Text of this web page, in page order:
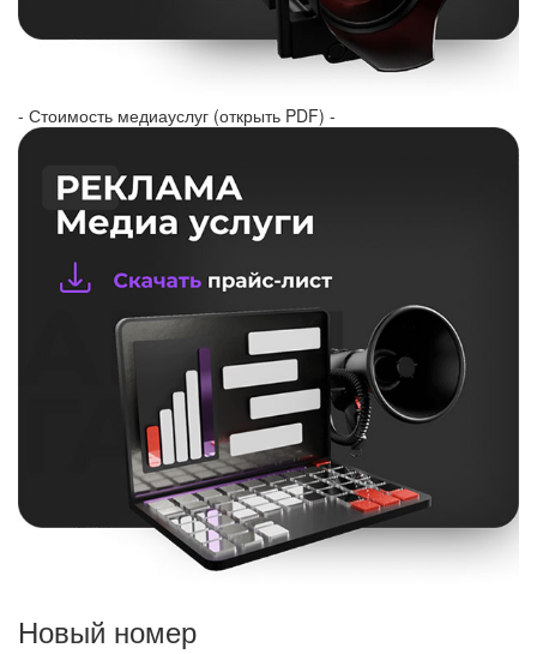
- Стоимость медиауслуг (открыть PDF) -
Новый номер